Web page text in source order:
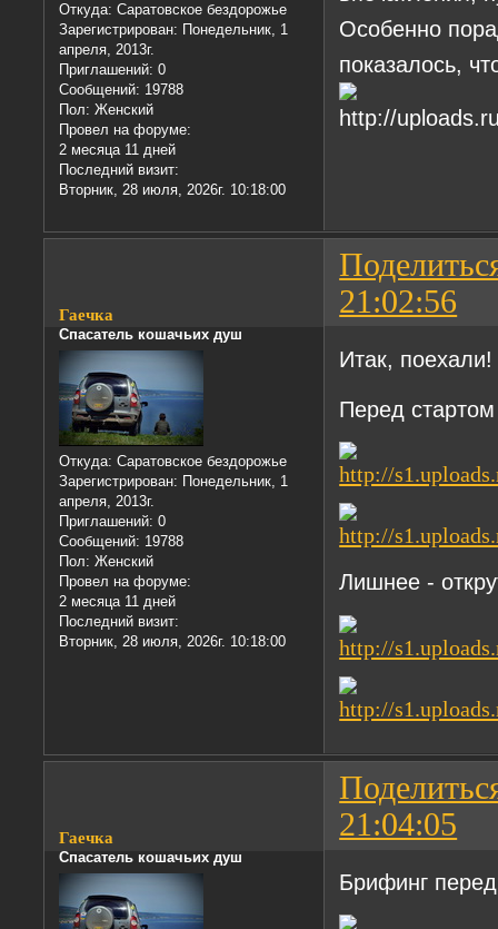
Откуда: Саратовское бездорожье
Зарегистрирован: Понедельник, 1
апреля, 2013г.
Приглашений: 0
Сообщений: 19788
Пол: Женский
Провел на форуме:
2 месяца 11 дней
Последний визит:
Вторник, 28 июля, 2026г. 10:18:00
Особенно
показалось,
21:02:56
Гаечка
Спасатель кошачьих душ
Откуда: Саратовское бездорожье
Зарегистрирован: Понедельник, 1
апреля, 2013г.
Приглашений: 0
Сообщений: 19788
Пол: Женский
Провел на форуме:
2 месяца 11 дней
Последний визит:
Вторник, 28 июля, 2026г. 10:18:00
Итак, поехали!
Перед
Лишнее -
21:04:05
Гаечка
Спасатель кошачьих душ
Брифинг